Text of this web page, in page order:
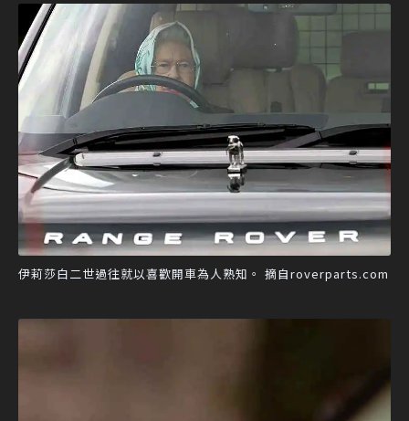
伊莉莎白二世過往就以喜歡開車為人熟知。 摘自roverparts.com